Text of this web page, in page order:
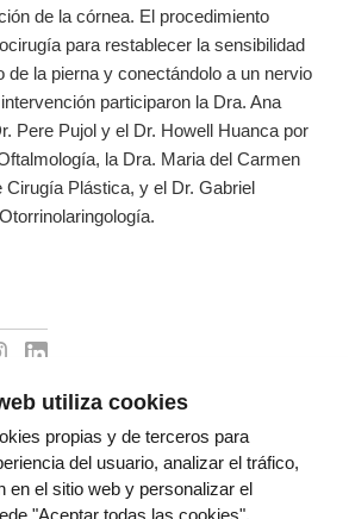
de la córnea. El procedimiento
para restablecer la sensibilidad
de la pierna y conectándolo a un nervio
participaron la Dra. Ana
Pere Pujol y el Dr. Howell Huanca por
la Dra. Maria del Carmen
Cirugía Plástica, y el Dr. Gabriel
utiliza cookies
propias y de terceros para
del usuario, analizar el tráfico,
en el sitio web y personalizar el
"Aceptar todas las cookies",